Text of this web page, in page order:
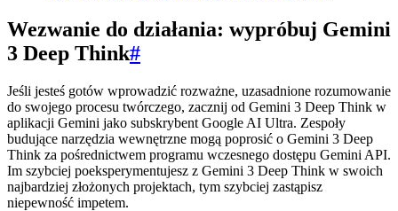
Wezwanie do działania: wypróbuj Gemini
3 Deep Think#
Jeśli jesteś gotów wprowadzić rozważne, uzasadnione rozumowanie
do swojego procesu twórczego, zacznij od Gemini 3 Deep Think w
aplikacji Gemini jako subskrybent Google AI Ultra. Zespoły
budujące narzędzia wewnętrzne mogą poprosić o Gemini 3 Deep
Think za pośrednictwem programu wczesnego dostępu Gemini API.
Im szybciej poeksperymentujesz z Gemini 3 Deep Think w swoich
najbardziej złożonych projektach, tym szybciej zastąpisz
niepewność impetem.